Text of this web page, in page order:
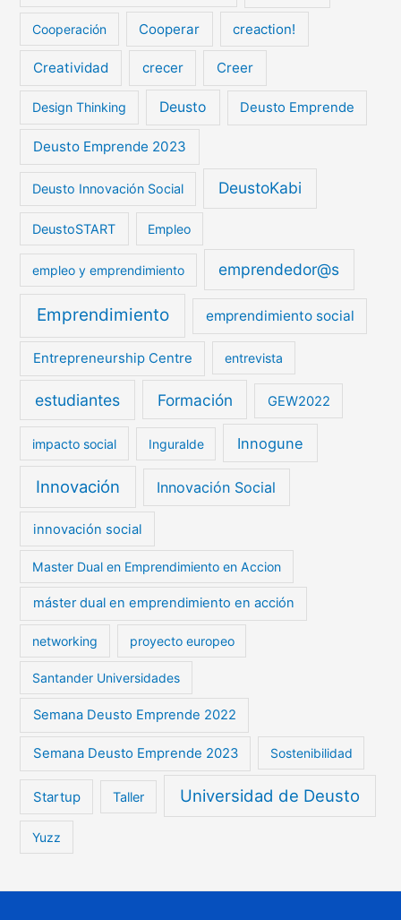
Cooperación Cooperar creaction!
Creatividad crecer Creer
Design Thinking Deusto Deusto Emprende
Deusto Emprende 2023
Deusto Innovación Social DeustoKabi
DeustoSTART Empleo
empleo y emprendimiento emprendedor@s
Emprendimiento emprendimiento social
Entrepreneurship Centre entrevista
estudiantes Formación GEW2022
impacto social Inguralde Innogune
Innovación Innovación Social
innovación social
Master Dual en Emprendimiento en Accion
máster dual en emprendimiento en acción
networking proyecto europeo
Santander Universidades
Semana Deusto Emprende 2022
Semana Deusto Emprende 2023 Sostenibilidad
Startup Taller Universidad de Deusto
Yuzz